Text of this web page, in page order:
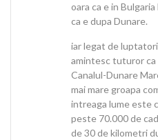
oara ca e in
ca e dupa Dunare.
iar legat de
amintesc tuturor ca
Canalul-Dunare
mai mare groapa
intreaga lume este
peste 70.000 de
de 30 de kilometri